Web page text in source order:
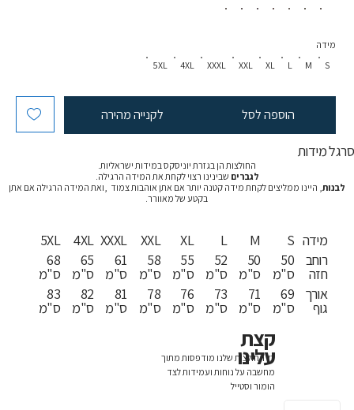
S
M
L
XL
XXL
XXXL
4XL
5XL
מידה
הוספה לסל לקנייה מהירה
סרגל מידות
החולצות הן בגזרת יוניסקס במידות ישראליות.
לגברים שבינינו רצוי לקחת את המידה הרגילה.
לבנות, היינו ממליצים לקחת מידה קטנה יותר אם אתן אוהבות צמוד ,ואת המידה הרגילה אם אתן
בקטע של מאוורר.
5XL
68
ס"מ
83
ס"מ
4XL
65
ס"מ
82
ס"מ
XXXL
61
ס"מ
81
ס"מ
XXL
58
ס"מ
78
ס"מ
XL
55
ס"מ
76
ס"מ
L
52
ס"מ
73
ס"מ
M
50
ס"מ
71
ס"מ
S
50
ס"מ
69
ס"מ
מידה
רוחב
חזה
אורך
גוף
כל החולצות שלנו מודפסות מתוך
מחשבה על נוחות ועמידות לצד
הומור וסטייל
קצת
עלינו